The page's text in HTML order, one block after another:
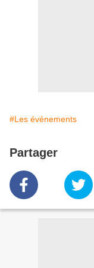
#Les événements
Partager